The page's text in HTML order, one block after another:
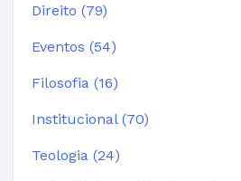
Direito (79)
Eventos (54)
Filosofia (16)
Institucional (70)
Teologia (24)